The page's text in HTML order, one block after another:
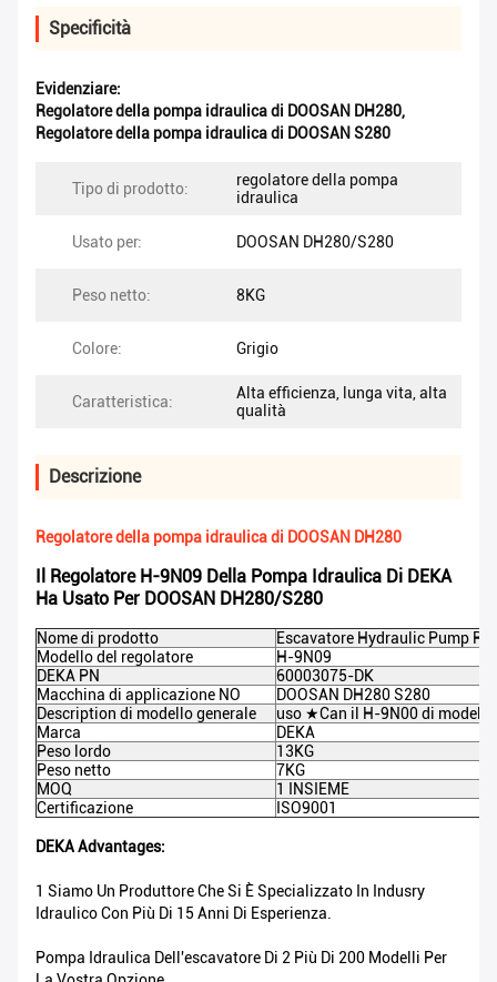
Specificità
Evidenziare:
Regolatore della pompa idraulica di DOOSAN DH280,
Regolatore della pompa idraulica di DOOSAN S280
Tipo di prodotto:
regolatore della pompa
idraulica
Usato per: DOOSAN DH280/S280
Peso netto: 8KG
Colore: Grigio
Caratteristica:
Alta efficienza, lunga vita, alta
qualità
Descrizione
Regolatore della pompa idraulica di DOOSAN DH280
Il Regolatore H-9N09 Della Pompa Idraulica Di DEKA
Ha Usato Per DOOSAN DH280/S280
Nome di prodotto
Escavatore Hydraulic Pump
Modello del regolatore
H-9N09
DEKA PN
60003075-DK
Macchina di applicazione NO
DOOSAN DH280 S280
Description di modello generale
uso ★Can il H-9N00 di modello
Marca
DEKA
Peso lordo
13KG
Peso netto
7KG
MOQ
1 INSIEME
Certificazione
ISO9001
DEKA Advantages:
1 Siamo Un Produttore Che Si È Specializzato In Indusry
Idraulico Con Più Di 15 Anni Di Esperienza.
Pompa Idraulica Dell'escavatore Di 2 Più Di 200 Modelli Per